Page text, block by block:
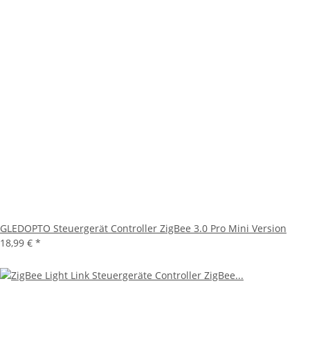
GLEDOPTO Steuergerät Controller ZigBee 3.0 Pro Mini Version
18,99 € *